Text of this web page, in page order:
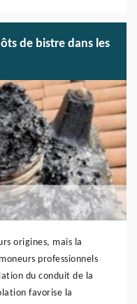
de bistre dans les
origines, mais la
professionnels
du conduit de la
favorise la